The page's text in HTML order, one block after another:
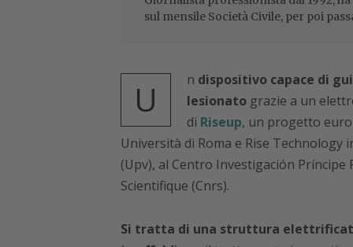
sul mensile Società Civile, per poi
U n dispositivo capace di
lesionatograzie a un
di Riseup, un progetto
Università di Roma e Rise Technology
(Upv), al Centro Investigación Príncipe
Scientifique (Cnrs).
Si tratta di una struttura